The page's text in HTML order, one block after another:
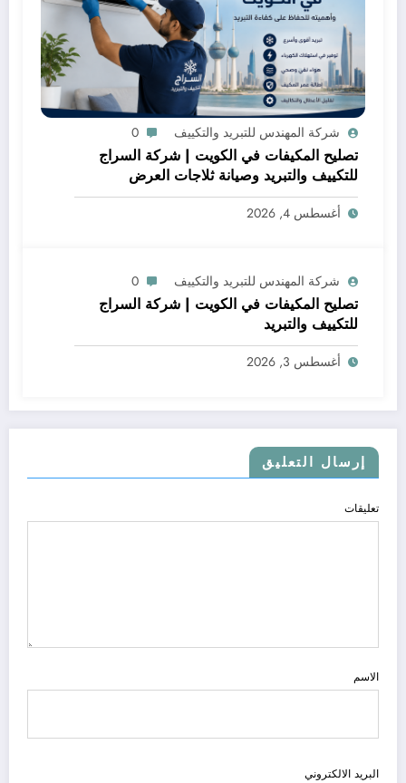
شركة المهندس للتبريد والتكييف 0
تصليح المكيفات في الكويت | شركة السراج
للتكييف والتبريد وصيانة ثلاجات العرض
أغسطس 4, 2026
شركة المهندس للتبريد والتكييف 0
تصليح المكيفات في الكويت | شركة السراج
للتكييف والتبريد
أغسطس 3, 2026
إرسال التعليق
تعليقات
الاسم
البريد الالكتروني